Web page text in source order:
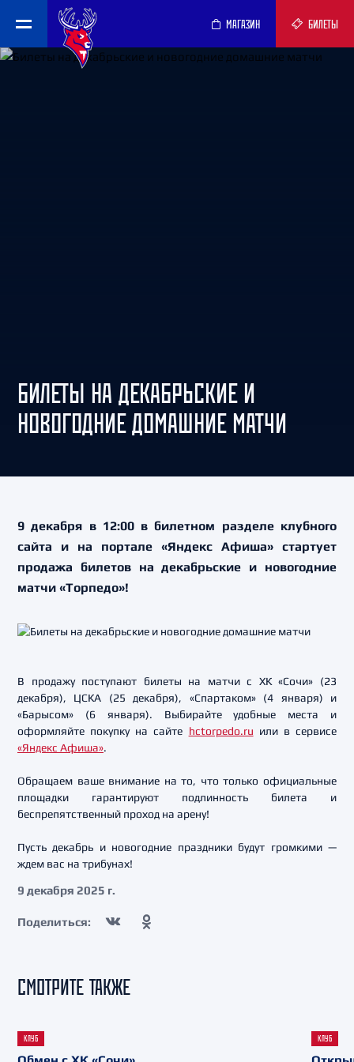
МАГАЗИН БИЛЕТЫ
БИЛЕТЫ НА ДЕКАБРЬСКИЕ И
НОВОГОДНИЕ ДОМАШНИЕ МАТЧИ
9 декабря в 12:00 в билетном разделе клубного
сайта и на портале «Яндекс Афиша» стартует
продажа билетов на декабрьские и новогодние
матчи «Торпедо»!
В продажу поступают билеты на матчи с ХК «Сочи» (23
декабря), ЦСКА (25 декабря), «Спартаком» (4 января) и
«Барысом» (6 января). Выбирайте удобные места и
оформляйте покупку на сайте hctorpedo.ru или в сервисе
«Яндекс Афиша».
Обращаем ваше внимание на то, что только официальные
площадки гарантируют подлинность билета и
беспрепятственный проход на арену!
Пусть декабрь и новогодние праздники будут громкими —
ждем вас на трибунах!
9 декабря 2025 г.
Поделиться:
СМОТРИТЕ ТАКЖЕ
КЛУБ КЛУБ